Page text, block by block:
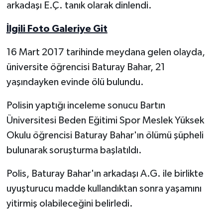
arkadaşı E.Ç. tanık olarak dinlendi.
İlgili Foto Galeriye Git
16 Mart 2017 tarihinde meydana gelen olayda,
üniversite öğrencisi Baturay Bahar, 21
yaşındayken evinde ölü bulundu.
Polisin yaptığı inceleme sonucu Bartın
Üniversitesi Beden Eğitimi Spor Meslek Yüksek
Okulu öğrencisi Baturay Bahar'ın ölümü şüpheli
bulunarak soruşturma başlatıldı.
Polis, Baturay Bahar'ın arkadaşı A.G. ile birlikte
uyuşturucu madde kullandıktan sonra yaşamını
yitirmiş olabileceğini belirledi.
DÜNYA
YEREL